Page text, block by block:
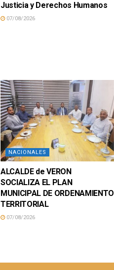
Justicia y Derechos Humanos
07/08/2026
NACIONALES
ALCALDE de VERON
SOCIALIZA EL PLAN
MUNICIPAL DE ORDENAMIENTO
TERRITORIAL
07/08/2026